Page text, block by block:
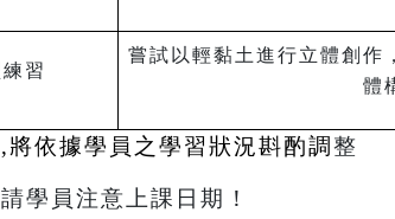
習
嘗試以輕黏土進行立體創作
體
依據學員之學習狀況斟酌調 整
學員注意上課日期！